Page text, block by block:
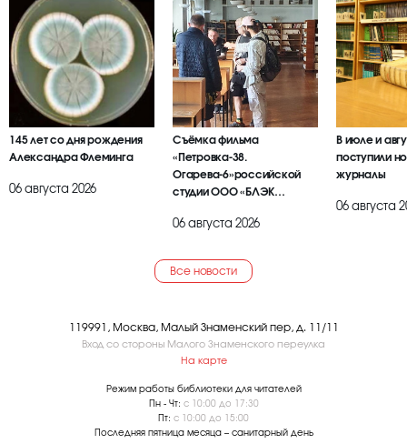
145 лет со дня рождения
Александра Флеминга
06 августа 2026
Съёмка фильма
«Петровка-38.
Огарева-6»российской
студии ООО «БЛЭК
06 августа 2026
В июле и
поступили
журналы
06 августа
Все новости
119991, Москва, Малый Знаменский пер, д. 11/11
Вход со стороны Малого Знаменского переулка
На карте
Режим работы библиотеки для читателей
Пн - Чт: с 10:00 до 17:30
Пт: с 10:00 до 15:00
Последняя пятница месяца – санитарный день